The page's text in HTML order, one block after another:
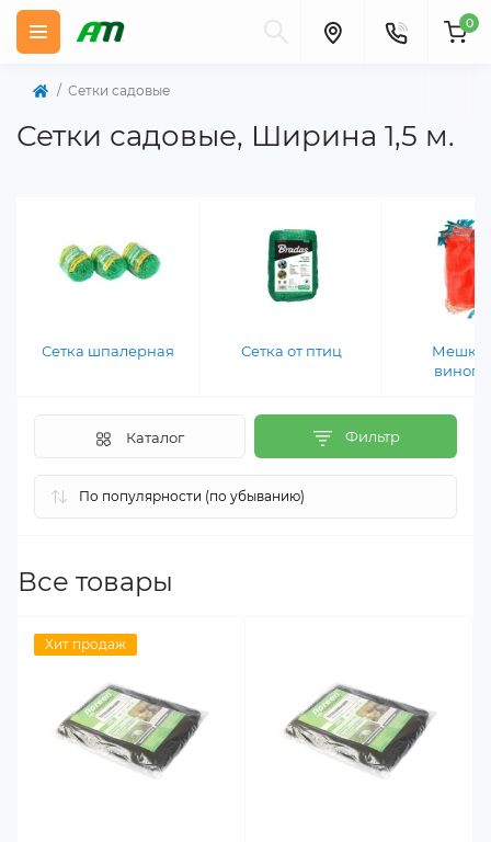
0
Сетки садовые
Сетки садовые, Ширина 1,5 м.
Сетка шпалерная Сетка от птиц
Мешки
Фильтр
Каталог
Все товары
Хит продаж